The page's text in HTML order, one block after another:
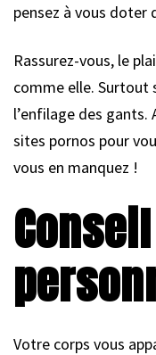
pensez à vous doter
Rassurez-vous, le
comme elle. Surtout
l’enfilage des
sites pornos pour
vous en manquez !
Votre corps vous